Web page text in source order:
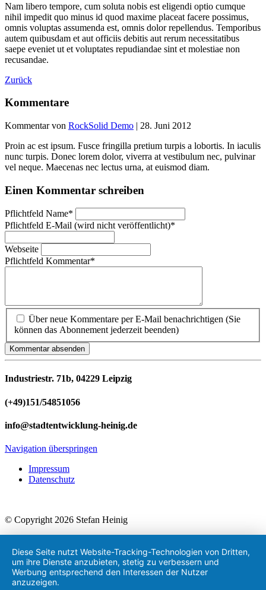
Nam libero tempore, cum soluta nobis est eligendi optio cumque
nihil impedit quo minus id quod maxime placeat facere possimus,
omnis voluptas assumenda est, omnis dolor repellendus. Temporibus
autem quibusdam et aut officiis debitis aut rerum necessitatibus
saepe eveniet ut et voluptates repudiandae sint et molestiae non
recusandae.
Zurück
Kommentare
Kommentar von RockSolid Demo | 28. Juni 2012
Proin ac est ipsum. Fusce fringilla pretium turpis a lobortis. In iaculis
nunc turpis. Donec lorem dolor, viverra at vestibulum nec, pulvinar
vel neque. Maecenas nec lectus urna, at euismod diam.
Einen Kommentar schreiben
Pflichtfeld Name*
Pflichtfeld E-Mail (wird nicht veröffentlicht)*
Webseite
Pflichtfeld Kommentar*
Über neue Kommentare per E-Mail benachrichtigen (Sie
können das Abonnement jederzeit beenden)
Kommentar absenden
Industriestr. 71b, 04229 Leipzig
(+49)151/54851056
info@stadtentwicklung-heinig.de
Navigation überspringen
Impressum
Datenschutz
© Copyright 2026 Stefan Heinig
Diese Seite nutzt Website-Tracking-Technologien von Dritten,
um ihre Dienste anzubieten, stetig zu verbessern und
Werbung entsprechend den Interessen der Nutzer
anzuzeigen.